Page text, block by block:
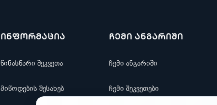
ინფორმაცია
წინასწარი შეკვეთა
მიწოდების შესახებ
ჩემი ანგარიში
ჩემი ანგარიში
ჩემი შეკვეთები